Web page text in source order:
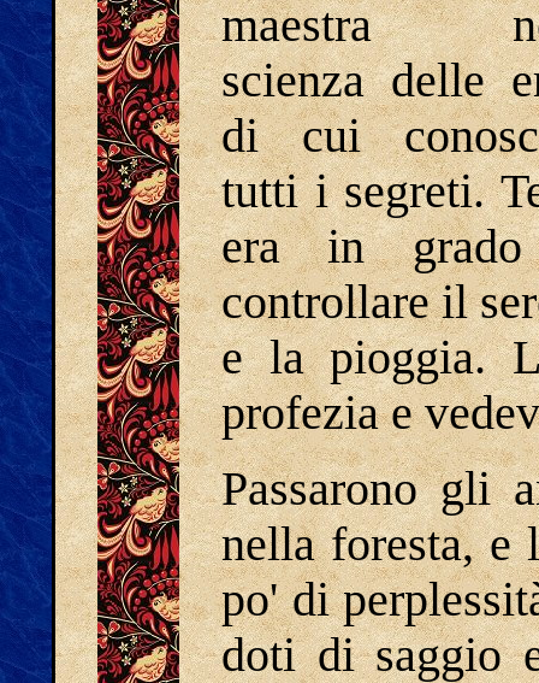
maestra
scienza delle
di cui
tutti i segreti.
era in
controllare il
e la pioggia.
profezia e
Passarono gli
nella foresta, e
po' di
doti di saggio